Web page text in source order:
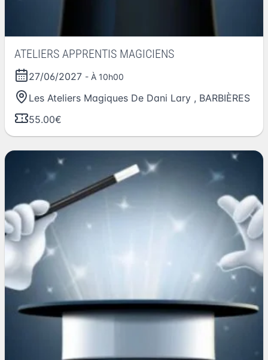
ATELIERS APPRENTIS MAGICIENS
27/06/2027 - À 10h00
Les Ateliers Magiques De Dani Lary , BARBIÈRES
55.00€